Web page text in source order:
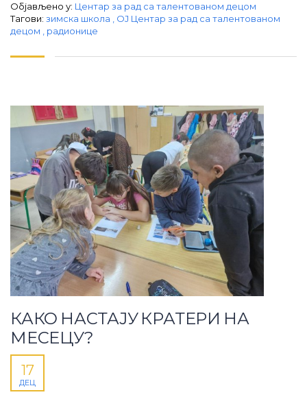
Објављено у: Центар за рад са талентованом децом
Тагови: зимска школа , ОЈ Центар за рад са талентованом
децом , радионице
КАКО НАСТАЈУ КРАТЕРИ НА
МЕСЕЦУ?
17
ДЕЦ